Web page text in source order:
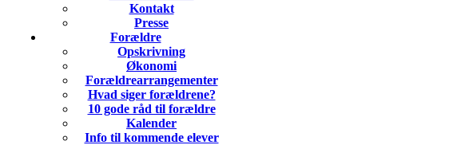
Kontakt
Presse
Forældre
Opskrivning
Økonomi
Forældrearrangementer
Hvad siger forældrene?
10 gode råd til forældre
Kalender
Info til kommende elever